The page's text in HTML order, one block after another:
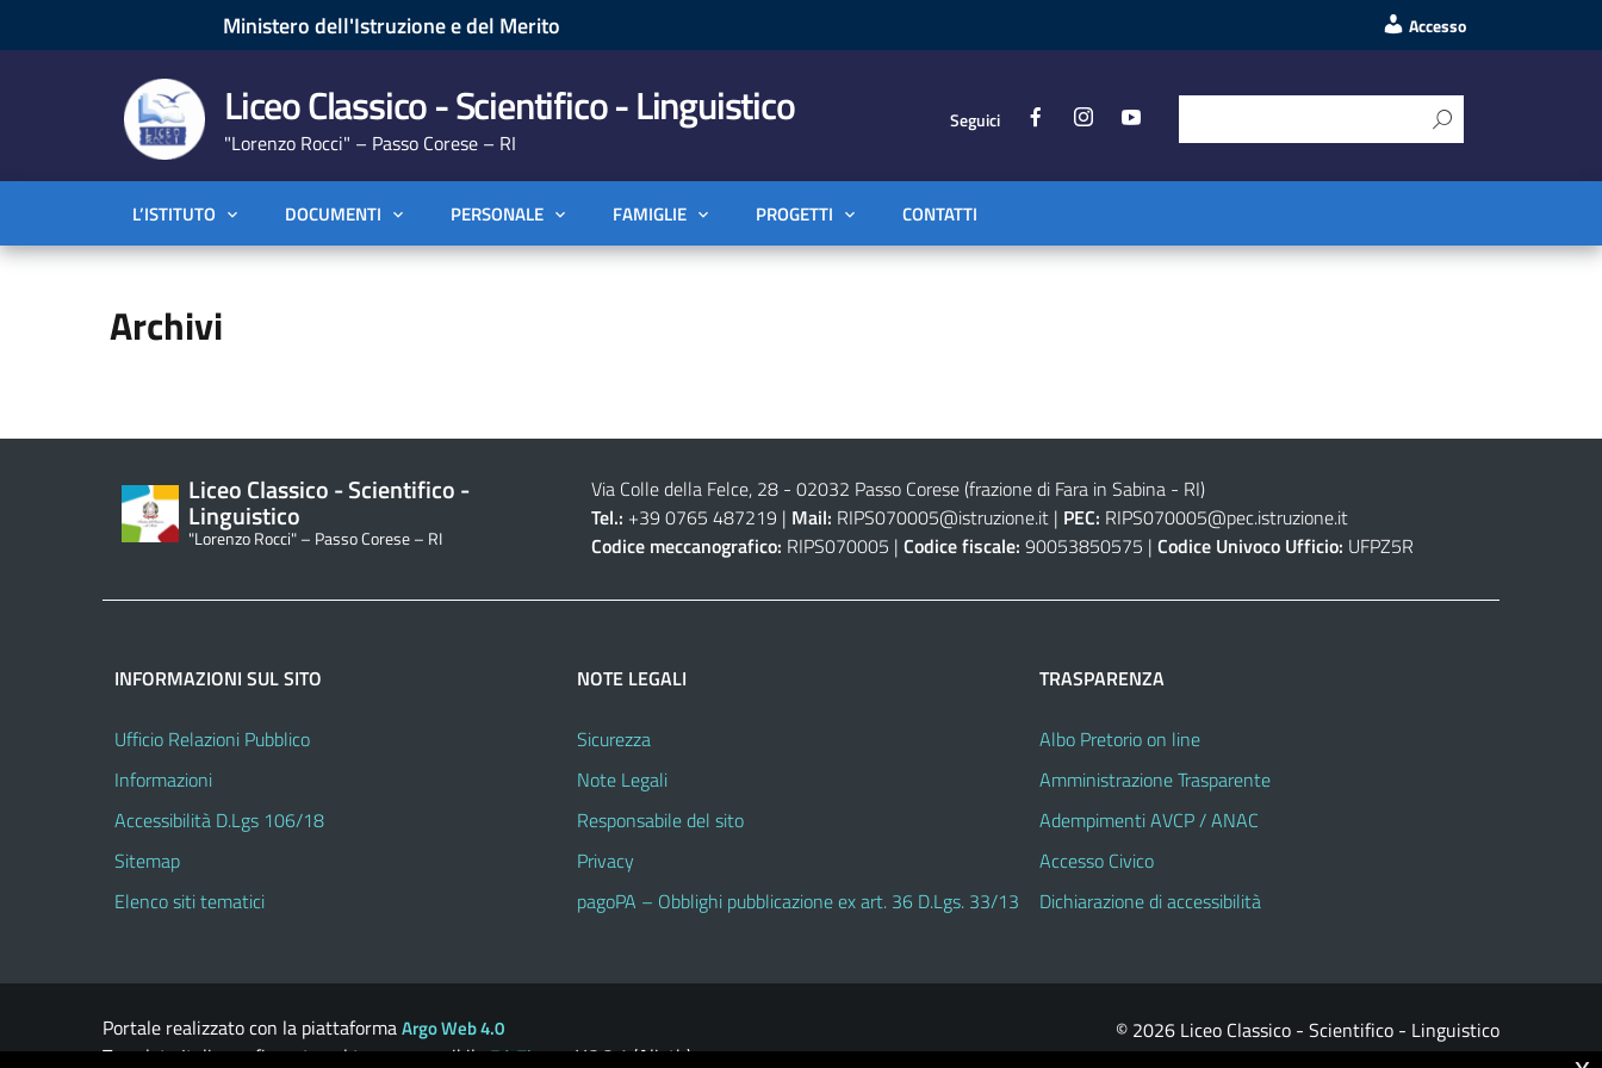
Ministero dell'Istruzione e del Merito Accesso
Liceo Classico - Scientifico - Linguistico
"Lorenzo Rocci" – Passo Corese – RI
Seguici
L’ISTITUTO DOCUMENTI PERSONALE FAMIGLIE PROGETTI CONTATTI
Archivi
Liceo Classico - Scientifico -
Linguistico
"Lorenzo Rocci" – Passo Corese – RI
Via Colle della Felce, 28 - 02032 Passo Corese (frazione di Fara in Sabina - RI)
Tel.: +39 0765 487219 | Mail: RIPS070005@istruzione.it| PEC: RIPS070005@pec.istruzione.it
Codice meccanografico: RIPS070005 | Codice fiscale: 90053850575 | Codice Univoco Ufficio: UFPZ5R
INFORMAZIONI SUL SITO
Ufficio Relazioni Pubblico
Informazioni
Accessibilità D.Lgs 106/18
Sitemap
Elenco siti tematici
NOTE LEGALI
Sicurezza
Note Legali
Responsabile del sito
Privacy
pagoPA – Obblighi pubblicazione ex art. 36 D.Lgs. 33/13
TRASPARENZA
Albo Pretorio on line
Amministrazione Trasparente
Adempimenti AVCP / ANAC
Accesso Civico
Dichiarazione di accessibilità
Portale realizzato con la piattaformaArgo Web 4.0
Template Italia configurato sul tema accessibileEduThemeV.3.2.1 (Alioth)
© 2026 Liceo Classico - Scientifico - Linguistico